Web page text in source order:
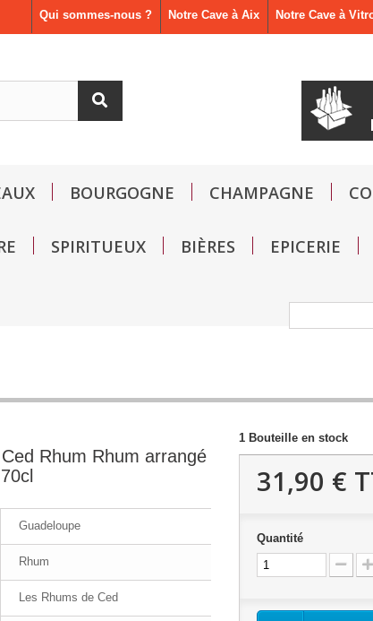
Notre Cave à
Notre Cave à Aix
Qui sommes-nous ?
BOURGOGNE CHAMPAGNE
SPIRITUEUX BIÈRES EPICERIE
Rhum Rhum arrangé
Guadeloupe
Rhum
Les Rhums de Ced
1 Bouteille en stock
31,90 €
Quantité